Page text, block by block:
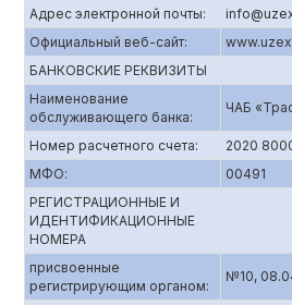
Адрес электронной почты:
Официальный веб-сайт:
БАНКОВСКИЕ РЕКВИЗИТЫ
Наименование
обслуживающего банка:
ЧАБ
Номер расчетного счета:
2020
МФО:
00491
РЕГИСТРАЦИОННЫЕ И
ИДЕНТИФИКАЦИОННЫЕ
НОМЕРА
присвоенные
регистрирующим органом:
№10,